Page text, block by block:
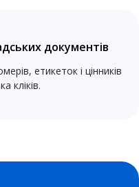
документів
етикеток і цінників
кліків.